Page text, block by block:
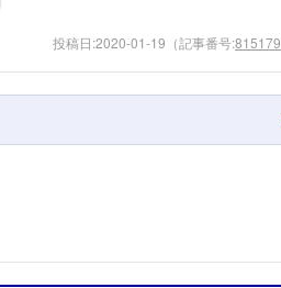
投稿日:2020-01-19 （記事番号:815179